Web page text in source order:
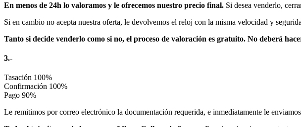
En menos de 24h lo valoramos y le ofrecemos nuestro precio final. Si desea venderlo,
Si en cambio no acepta nuestra oferta, le devolvemos el reloj con la misma velocidad y
Tanto si decide venderlo como si no, el proceso de valoración es gratuito. No deberá
3.-
Tasación 100%
Confirmación 100%
Pago 90%
Le remitimos por correo electrónico la documentación requerida, e inmediatamente le